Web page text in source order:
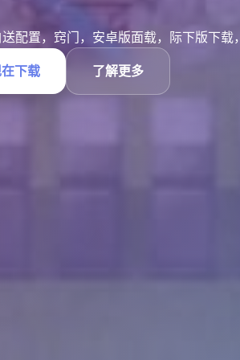
配置，窍门，安卓版面载，际下版下载
下载 了解更多